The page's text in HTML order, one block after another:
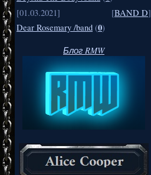
[01.03.2021]
[BAND D]
Dear Rosemary /band (0)
Блог RMW